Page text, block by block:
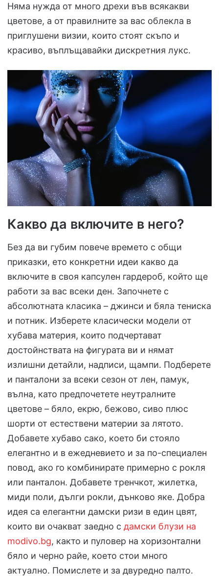
Няма нужда от много дрехи във всякакви
цветове, а от правилните за вас облекла в
приглушени визии, които стоят скъпо и
красиво, въплъщавайки дискретния лукс.
Какво да включите в него?
Без да ви губим повече времето с общи
приказки, ето конкретни идеи какво да
включите в своя капсулен гардероб, който ще
работи за вас всеки ден. Започнете с
абсолютната класика – джинси и бяла тениска
и потник. Изберете класически модели от
хубава материя, които подчертават
достойнствата на фигурата ви и нямат
излишни детайли, надписи, щампи. Подберете
и панталони за всеки сезон от лен, памук,
вълна, като предпочетете неутралните
цветове – бяло, екрю, бежово, сиво плюс
шорти от естествени материи за лятото.
Добавете хубаво сако, което би стояло
елегантно и в ежедневието и за по-специален
повод, ако го комбинирате примерно с рокля
или панталон. Добавете тренчкот, жилетка,
миди поли, дълги рокли, дънково яке. Добра
идея са елегантни дамски ризи в един цвят,
които ви очакват заедно с дамски блузи на
modivo.bg, както и пуловер на хоризонтални
бяло и черно райе, което стои много
актуално. Помислете и за двуредно палто.